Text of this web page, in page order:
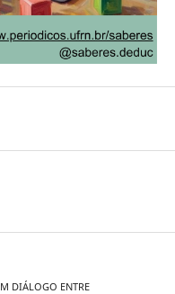
DIÁLOGO ENTRE